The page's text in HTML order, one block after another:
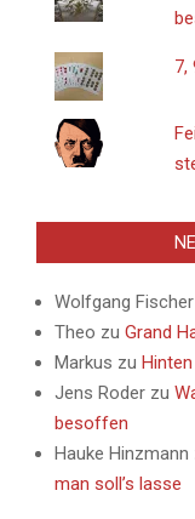
7,
Wolfgang Fischer
Theo zu Grand
Markus zu
Jens Roder zu
besoffen
Hauke Hinzmann
man soll’s lasse